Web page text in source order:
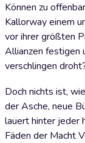
Können zu
Kallorway einem
vor ihrer größten
Allianzen festigen
verschlingen
Doch nichts ist,
der Asche, neue
lauert hinter jeder
Fäden der Macht